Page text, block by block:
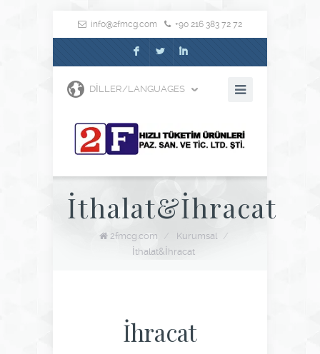
info@2fmcg.com +90 216 383 72 72
F L I
DILLER/LANGUAGES
İthalat&İhracat
2fmcg.com / Kurumsal
/
İthalat&İhracat
İhracat